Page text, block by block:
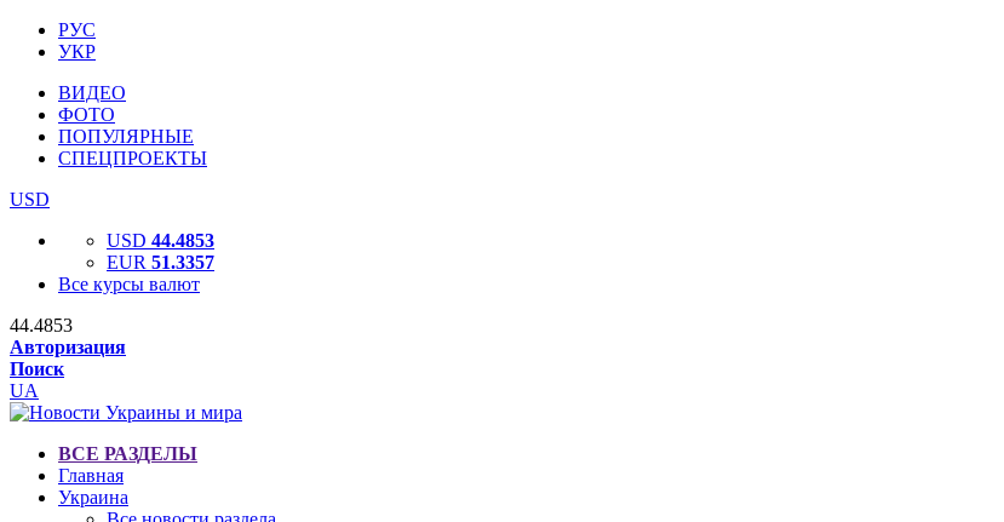
РУС
УКР
ВИДЕО
ФОТО
ПОПУЛЯРНЫЕ
СПЕЦПРОЕКТЫ
USD
USD 44.4853
EUR 51.3357
Все курсы валют
44.4853
Авторизация
Поиск
UA
ВСЕ РАЗДЕЛЫ
Главная
Украина